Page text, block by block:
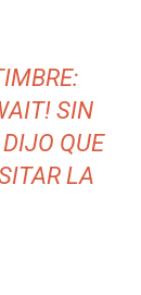
SIN
QUE
LA